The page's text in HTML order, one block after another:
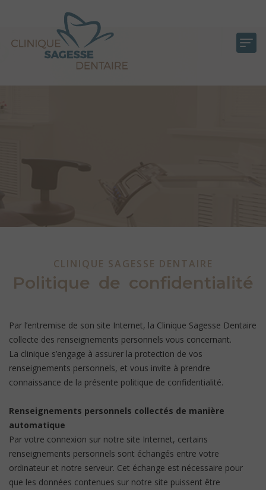
CLINIQUE SAGESSE DENTAIRE
Politique de confidentialité
Par l’entremise de son site Internet, la Clinique Sagesse Dentaire
collecte des renseignements personnels vous concernant.
La clinique s’engage à assurer la protection de vos
renseignements personnels, et vous invite à prendre
connaissance de la présente politique de confidentialité.
Renseignements personnels collectés de manière
automatique
Par votre connexion sur notre site Internet, certains
renseignements personnels sont échangés entre votre
ordinateur et notre serveur. Cet échange est nécessaire pour
que les données contenues sur notre site puissent être